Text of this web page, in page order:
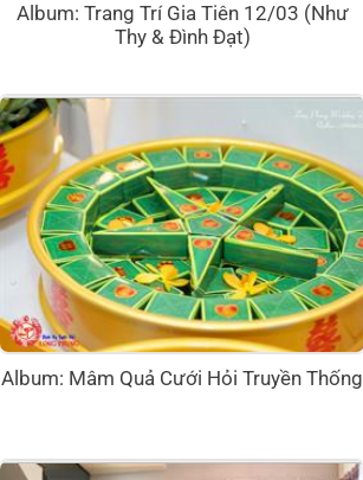
Album: Trang Trí Gia Tiên 12/03 (Như
Thy & Đình Đạt)
Album: Mâm Quả Cưới Hỏi Truyền Thống